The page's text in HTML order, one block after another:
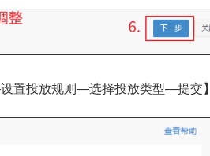
置投放规则—选择投放类型—提交】